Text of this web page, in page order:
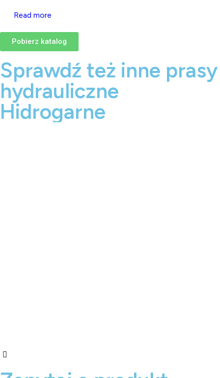
Read more
Pobierz katalog
Sprawdź też inne prasy
hydrauliczne
Hidrogarne